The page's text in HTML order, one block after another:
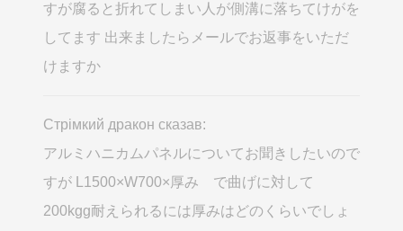
すが腐ると折れてしまい人が側溝に落ちてけがを
してます 出来ましたらメールでお返事をいただ
けますか
Стрімкий дракон сказав:
アルミハニカムパネルについてお聞きしたいので
すが L1500×W700×厚み で曲げに対して
200kgg耐えられるには厚みはどのくらいでしょ